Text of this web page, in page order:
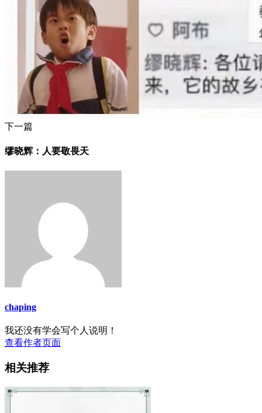
下一篇
缪晓辉：人要敬畏天
chaping
我还没有学会写个人说明！
查看作者页面
相关推荐